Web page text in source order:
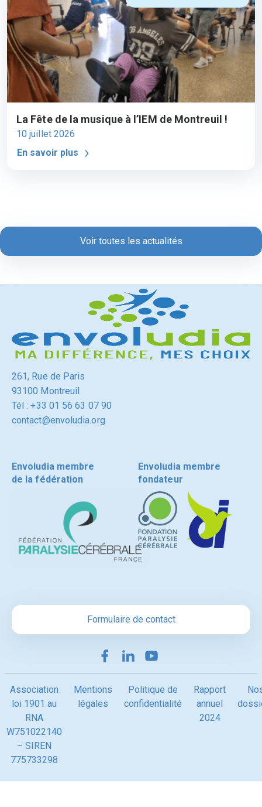
La Fête de la musique à l’IEM de Montreuil !
10 juillet 2026
En savoir plus
Voir toutes les actualités
261, Rue de Paris
93100 Montreuil
Tél : +33 01 56 63 07 90
contact@envoludia.org
Envoludia membre
de la fédération
Envoludia membre
fondateur
Formulaire de contact
Association
loi 1901 au
RNA
W751022140
– SIREN
775733298
Mentions
légales
Politique de
confidentialité
Rapport
annuel
2024